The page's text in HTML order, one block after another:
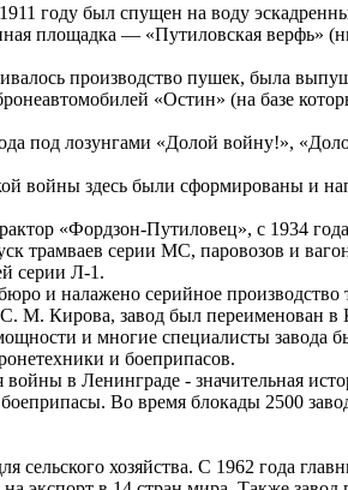
году был спущен на воду
площадка — «Путиловская верфь»
производство пушек, была
«Остин» (на базе
под лозунгами «Долой войну!»,
войны здесь были сформированы и
«Фордзон-Путиловец», с 1934
трамваев серии МС, паровозов и
серии Л-1.
и налажено серийное
С. М. Кирова, завод был переименован в
и многие специалисты завода
и боеприпасов.
в Ленинграде - значительная
Во время блокады 2500
сельского хозяйства. С 1962 года